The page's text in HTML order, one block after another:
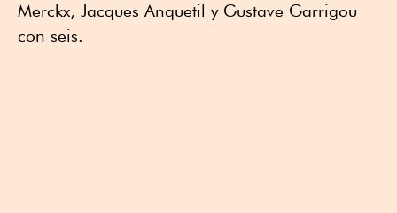
Merckx, Jacques Anquetil y Gustave Garrigou
con seis.